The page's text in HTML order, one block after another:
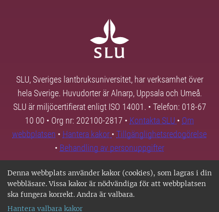
Denna webbplats använder kakor (cookies), som lagras i din
webbläsare. Vissa kakor är nödvändiga för att webbplatsen
ska fungera korrekt. Andra är valbara.
Hantera valbara kakor
SLU, Sveriges lantbruksuniversitet, har verksamhet över
hela Sverige. Huvudorter är Alnarp, Uppsala och Umeå.
SLU är miljöcertifierat enligt ISO 14001. • Telefon: 018-67
10 00 • Org nr: 202100-2817 • Kontakta SLU • Om
webbplatsen • Hantera kakor • Tillgänglighetsredogörelse
• Behandling av personuppgifter